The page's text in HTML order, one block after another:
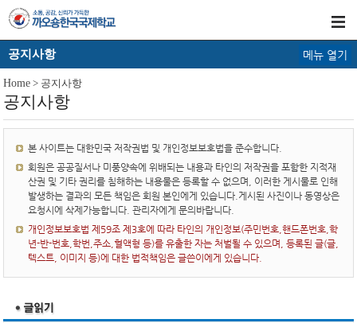
공지사항 메뉴 열기
Home > 공지사항
공지사항
본 사이트는 대한민국 저작권법 및 개인정보보호법을 준수합니다.
회원은 공공질서나 미풍양속에 위배되는 내용과 타인의 저작권을 포함한 지적재
산권 및 기타 권리를 침해하는 내용물은 등록할 수 없으며, 이러한 게시물로 인해
발생하는 결과의 모든 책임은 회원 본인에게 있습니다.게시된 사진이나 동영상은
요청시에 삭제가능합니다. 관리자에게 문의바랍니다.
개인정보보호법 제59조 제3호에 따라 타인의 개인정보(주민번호,핸드폰번호,학
년-반-번호,학번,주소,혈액형 등)를 유출한 자는 처벌될 수 있으며, 등록된 글(글,
텍스트, 이미지 등)에 대한 법적책임은 글쓴이에게 있습니다.